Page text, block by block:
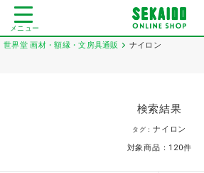
メニュー
世界堂 画材・額縁・文房具通販 ナイロン
検索結果
タグ：ナイロン
対象商品： 120件